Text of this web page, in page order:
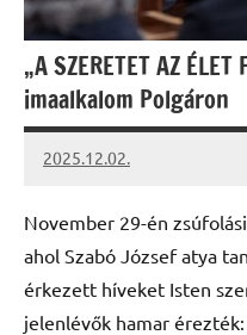
„A SZERETET AZ
imaalkalom Polgáron
2025.12.02.
Leiszt
November 29-én
ahol Szabó József atya
érkezett híveket Isten
jelenlévők hamar érezték: